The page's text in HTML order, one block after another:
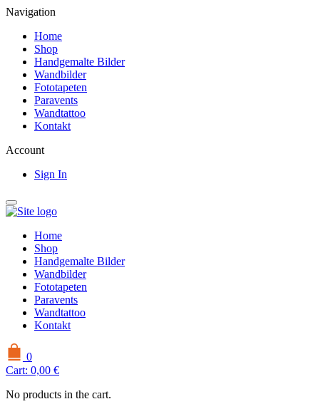
Navigation
Home
Shop
Handgemalte Bilder
Wandbilder
Fototapeten
Paravents
Wandtattoo
Kontakt
Account
Sign In
Home
Shop
Handgemalte Bilder
Wandbilder
Fototapeten
Paravents
Wandtattoo
Kontakt
0
Cart: 0,00 €
No products in the cart.